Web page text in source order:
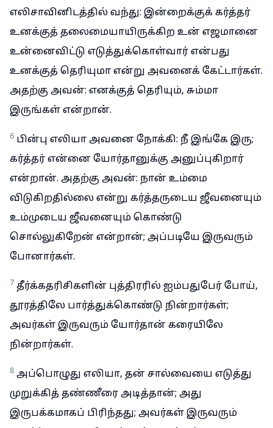
எலிசாவினிடத்தில் வந்து: இன்றைக்குக் கர்த்தர்
உனக்குத் தலைமையாயிருக்கிற உன் எஜமானை
உன்னைவிட்டு எடுத்துக்கொள்வார் என்பது
உனக்குத் தெரியுமா என்று அவனைக் கேட்டார்கள்.
அதற்கு அவன்: எனக்குத் தெரியும், சும்மா
இருங்கள் என்றான்.
6 பின்பு எலியா அவனை நோக்கி: நீ இங்கே இரு;
கர்த்தர் என்னை யோர்தானுக்கு அனுப்புகிறார்
என்றான். அதற்கு அவன்: நான் உம்மை
விடுகிறதில்லை என்று கர்த்தருடைய ஜீவனையும்
உம்முடைய ஜீவனையும் கொண்டு
சொல்லுகிறேன் என்றான்; அப்படியே இருவரும்
போனார்கள்.
7 தீர்க்கதரிசிகளின் புத்திரரில் ஐம்பதுபேர் போய்,
தூரத்திலே பார்த்துக்கொண்டு நின்றார்கள்;
அவர்கள் இருவரும் யோர்தான் கரையிலே
நின்றார்கள்.
8 அப்பொழுது எலியா, தன் சால்வையை எடுத்து
முறுக்கித் தண்ணீரை அடித்தான்; அது
இருபக்கமாகப் பிரிந்தது; அவர்கள் இருவரும்